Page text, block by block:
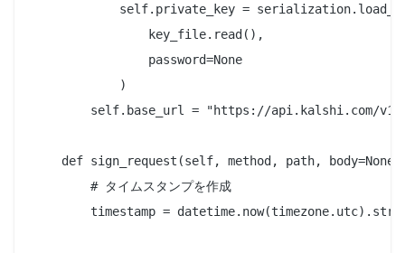
self.private_key =
                key_file.read(),
                password=None
            )
        self.base_url = "https://api.kalshi.com/v1"
def sign_request(self, method, path,
        # タイムスタンプを作成
timestamp =